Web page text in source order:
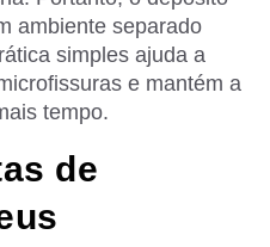
ambiente separado
simples ajuda a
e mantém a
tempo.
de